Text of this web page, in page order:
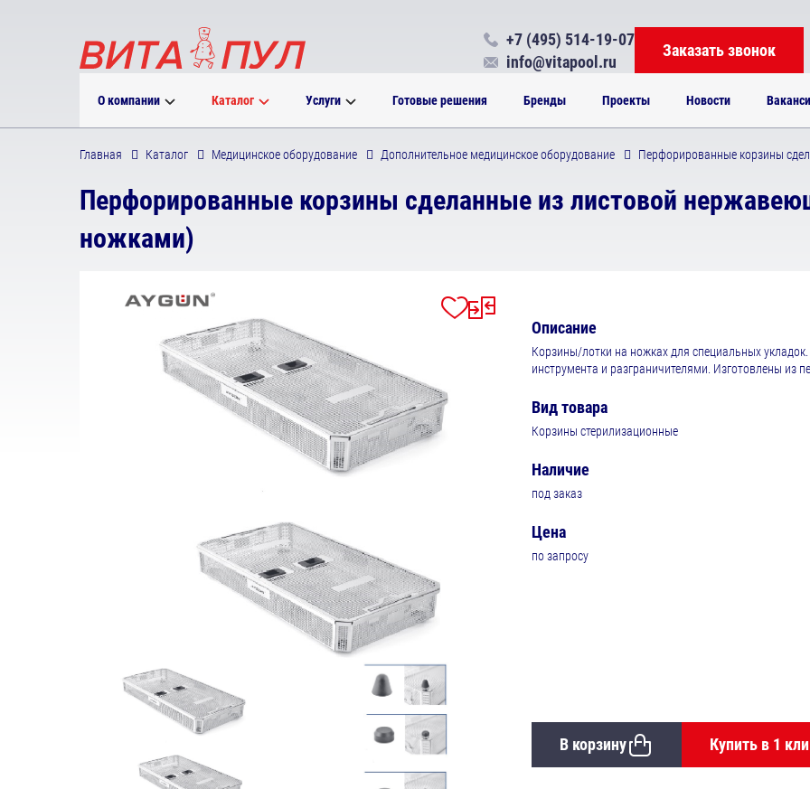
О компании Каталог Услуги Готовые решения Бренды Проекты Новости
+7 (495) 514-19-07
info@vitapool.ru
Заказать звонок
Главная Каталог Медицинское оборудование Дополнительное медицинское оборудование Перфорированные корзины
Перфорированные корзины сделанные из листовой
ножками)
Описание
Корзины/лотки на ножках для специальных
инструмента и разграничителями. Изготовлены из
Вид товара
Корзины стерилизационные
Наличие
под заказ
Цена
по запросу
В корзину Купить в 1